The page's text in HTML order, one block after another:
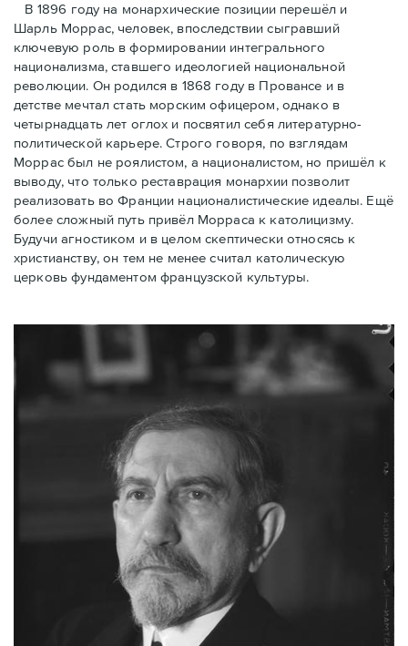
В 1896 году на монархические позиции перешёл и
Шарль Моррас, человек, впоследствии сыгравший
ключевую роль в формировании интегрального
национализма, ставшего идеологией национальной
революции. Он родился в 1868 году в Провансе и в
детстве мечтал стать морским офицером, однако в
четырнадцать лет оглох и посвятил себя литературно-
политической карьере. Строго говоря, по взглядам
Моррас был не роялистом, а националистом, но пришёл к
выводу, что только реставрация монархии позволит
реализовать во Франции националистические идеалы. Ещё
более сложный путь привёл Морраса к католицизму.
Будучи агностиком и в целом скептически относясь к
христианству, он тем не менее считал католическую
церковь фундаментом французской культуры.